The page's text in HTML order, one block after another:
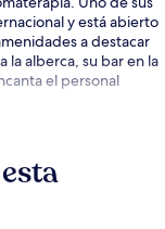
y está abierto
a destacar
la alberca, su bar en la
el personal